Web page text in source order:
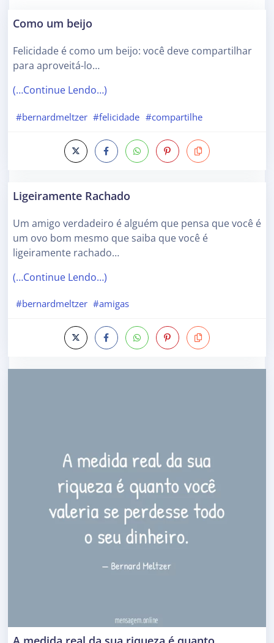
Como um beijo
Felicidade é como um beijo: você deve compartilhar
para aproveitá-lo…
(…Continue Lendo…)
#bernardmeltzer #felicidade #compartilhe
Ligeiramente Rachado
Um amigo verdadeiro é alguém que pensa que você é
um ovo bom mesmo que saiba que você é
ligeiramente rachado…
(…Continue Lendo…)
#bernardmeltzer #amigas